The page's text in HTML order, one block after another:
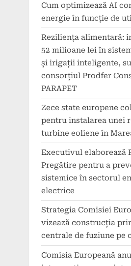
Cum optimizează AI
energie în funcție de
Reziliența alimentară:
52 milioane lei în
și irigații inteligente,
consorțiul Prodfer
PARAPET
Zece state europene
pentru instalarea unei
turbine eoliene în
Executivul elaborează
Pregătire pentru a
sistemice în sectorul
electrice
Strategia Comisiei
vizează construcția
centrale de fuziune pe
Comisia Europeană